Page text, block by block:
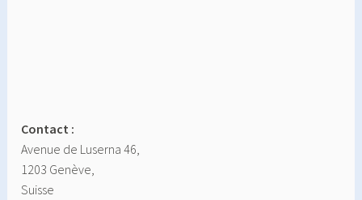
Contact :
Avenue de Luserna 46,
1203 Genève,
Suisse